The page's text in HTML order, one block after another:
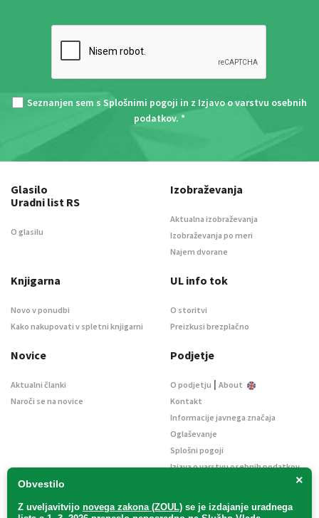
Seznanjen sem s Splošnimi pogoji in z Izjavo o varstvu osebnih
podatkov. *
×
Obvestilo
Z uveljavitvijo novega zakona (ZOUL) se je izdajanje uradnega
Glasilo
Uradni list RS
O glasilu
Izobraževanja
Aktualna izobraževanja
Izobraževanja po meri
Najem dvorane
Knjigarna
Novo v ponudbi
Kako nakupovati v spletni knjigarni
UL info tok
O storitvi
Preizkusi brezplačno
Novice
Aktualni članki
Naroči se na novice
Podjetje
O podjetju | About
Kontakt
Informacije javnega značaja
Oglaševanje
Splošni pogoji
Izjava o varstvu osebnih podatkov